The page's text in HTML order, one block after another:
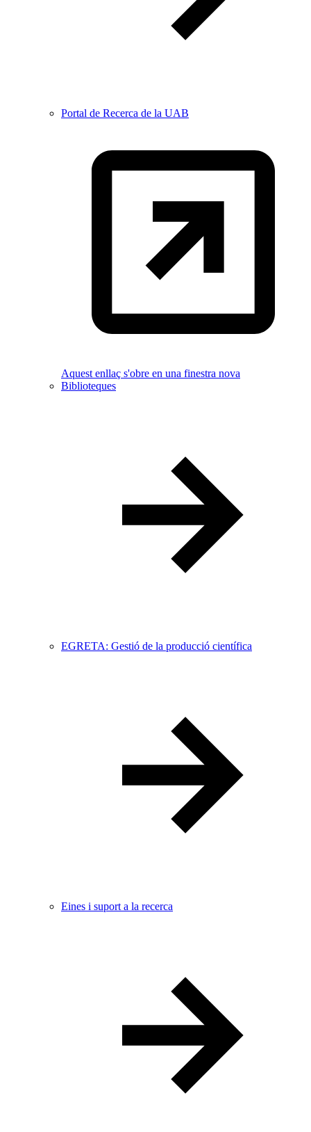
Portal de Recerca de la UAB
Aquest enllaç s'obre en una finestra nova
Biblioteques
EGRETA: Gestió de la producció científica
Eines i suport a la recerca